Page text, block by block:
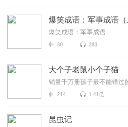
爆笑成语：军事成语（
爆笑成语：军事成语
30 283
大个子老鼠小个子猫
销量千万册孩子最不能错过
214 1.41亿
昆虫记